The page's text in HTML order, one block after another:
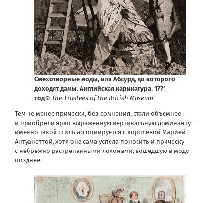
Смехотворные моды, или Абсурд, до которого
доходят дамы. Английская карикатура. 1771
год© The Trustees of the British Museum
Тем не менее прически, без сомнения, стали объемнее
и приобрели ярко выраженную вертикальную доминанту —
именно такой стиль ассоциируется с королевой Марией-
Антуанеттой, хотя она сама успела поносить и прическу
с небрежно растрепанными локонами, вошедшую в моду
позднее.